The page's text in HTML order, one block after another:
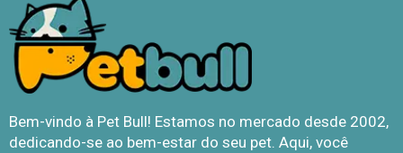
Bem-vindo à Pet Bull! Estamos no mercado desde 2002,
dedicando-se ao bem-estar do seu pet. Aqui, você